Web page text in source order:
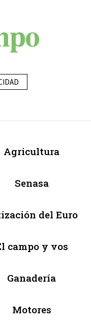
Agricultura
Senasa
del Euro
campo y vos
Ganadería
Motores